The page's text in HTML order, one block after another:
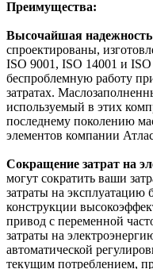
Преимущества:
Высочайшая надежность
спроектированы,
ISO 9001, ISO 14001 и
беспроблемную работу
затратах.
используемый в этих
последнему поколению
элементов компании
Сокращение затрат на
могут сократить ваши
затраты на эксплуатацию
конструкции
привод с переменной
затраты на
автоматической
текущим потреблением,